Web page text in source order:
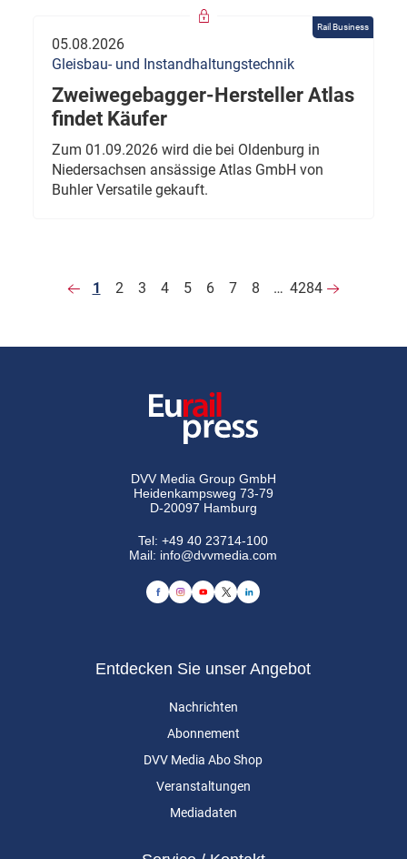
Rail Business
05.08.2026
Gleisbau- und Instandhaltungstechnik
Zweiwegebagger-Hersteller Atlas
findet Käufer
Zum 01.09.2026 wird die bei Oldenburg in
Niedersachsen ansässige Atlas GmbH von
Buhler Versatile gekauft.
1 2 3 4 5 6 7 8 … 4284
DVV Media Group GmbH
Heidenkampsweg 73-79
D-20097 Hamburg
Tel:+49 40 23714-100
Mail: info@dvvmedia.com
Entdecken Sie unser Angebot
Nachrichten
Abonnement
DVV Media Abo Shop
Veranstaltungen
Mediadaten